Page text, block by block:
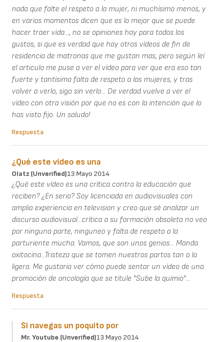
nada que falte el respeto a la mujer, ni muchísimo menos, y
en varios momentos dicen que es lo mejor que se puede
hacer traer vida..., no se opiniones hay para todos los
gustos, si que es verdad que hay otros vídeos de fin de
residencia de matronas que me gustan mas, pero según leí
el articulo me puse a ver el vídeo para ver que era eso tan
fuerte y tantísima falta de respeto a las mujeres, y tras
volver a verlo, sigo sin verlo... De verdad vuelve a ver el
vídeo con otra visión por que no es con la intención que lo
has visto fijo. Un saludo!
Respuesta
¿Qué este vídeo es una
Olatz (unverified)13 Mayo 2014
¿Qué este vídeo es una crítica contra la educación que
reciben? ¿En serio? Soy licenciada en audiovisuales con
amplia experiencia en television y creo que sé analizar un
discurso audiovisual...crítica a su formación obsoleta no veo
por ninguna parte, ninguneo y falta de respeto a la
parturiente mucha. Vamos, que son unos genios... Manda
oxitocina...Tristeza que se tomen nuestros partos tan a la
ligera. Me gustaria ver cómo puede sentar un vídeo de una
promoción de oncología que se titule "Sube la quimio"...
Respuesta
Si navegas un poquito por
Mr. Youtube (unverified)13 Mayo 2014